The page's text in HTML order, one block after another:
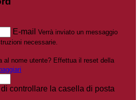
E-mail Verrà inviato un messaggio
necessarie.
al nome utente? Effettua il reset della
controllare la casella di posta